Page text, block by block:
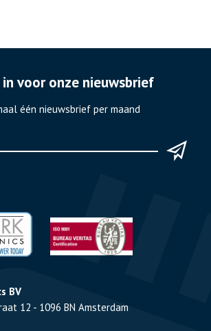
voor onze nieuwsbrief
één nieuwsbrief per maand
BV
12 - 1096 BN Amsterdam